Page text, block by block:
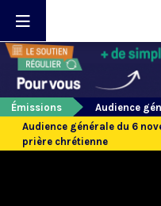
Émissions
Audience
Audience générale du 6
prière chrétienne